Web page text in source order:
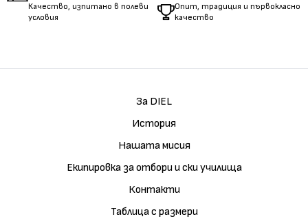
Качество, изпитано в полеви
условия
Опит, традиция и първокласно
качество
За DIEL
История
Нашата мисия
Екипировка за отбори и ски училища
Контакти
Таблица с размери